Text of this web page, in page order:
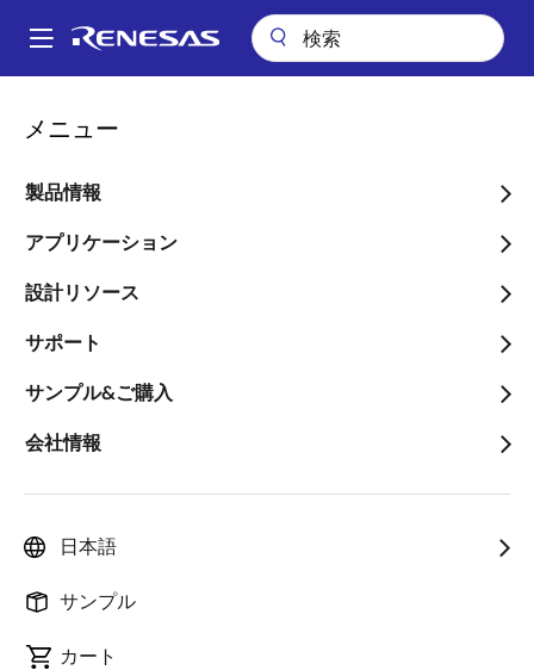
ン
Main
メニュー
製品情報
アプリケーション
設計リソース
サポート
サンプル&ご購入
会社情報
日本語
サンプル
カート
パ
ン
く
ず
次世代のE/Eアーキテクチャにおける車の電源分配システムを、安全か
次世代のE/Eアーキテクチ
ャにおける車の電源分配シ
ステムを、安全かつ柔軟に
実現する車載用インテリジ
ェントパワーデバイス
（IPD）を発売
2023年1月17日